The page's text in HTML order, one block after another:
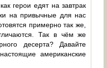
герои едят на завтрак
на привычные для нас
примерно так же,
Так в чём же
десерта? Давайте
американские